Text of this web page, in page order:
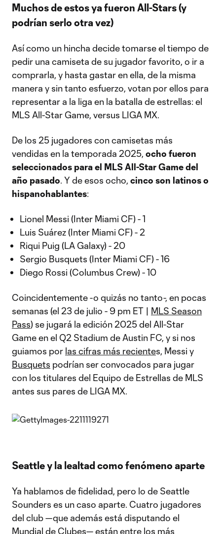
Muchos de estos ya fueron All-Stars (y
podrían serlo otra vez)
Así como un hincha decide tomarse el tiempo de
pedir una camiseta de su jugador favorito, o ir a
comprarla, y hasta gastar en ella, de la misma
manera y sin tanto esfuerzo, votan por ellos para
representar a la liga en la batalla de estrellas: el
MLS All-Star Game, versus LIGA MX.
De los 25 jugadores con camisetas más
vendidas en la temporada 2025, ocho fueron
seleccionados para el MLS All-Star Game del
año pasado. Y de esos ocho, cinco son latinos o
hispanohablantes:
Lionel Messi (Inter Miami CF) - 1
Luis Suárez (Inter Miami CF) - 2
Riqui Puig (LA Galaxy) - 20
Sergio Busquets (Inter Miami CF) - 16
Diego Rossi (Columbus Crew) - 10
Coincidentemente -o quizás no tanto-, en pocas
semanas (el 23 de julio - 9 pm ET | MLS Season
Pass) se jugará la edición 2025 del All-Star
Game en el Q2 Stadium de Austin FC, y si nos
guiamos por las cifras más recientes, Messi y
Busquets podrían ser convocados para jugar
con los titulares del Equipo de Estrellas de MLS
antes sus pares de LIGA MX.
Seattle y la lealtad como fenómeno aparte
Ya hablamos de fidelidad, pero lo de Seattle
Sounders es un caso aparte. Cuatro jugadores
del club —que además está disputando el
Mundial de Clubes— están entre los más